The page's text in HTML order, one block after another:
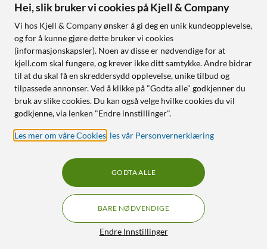
Følg oss
Handle fra:
Sverige
Norge
RÅD OG TILBEHØR TIL
HJEMMEELEKTRONIKK
Hei, slik bruker vi cookies på Kjell & Company
Vi hos Kjell & Company ønsker å gi deg en unik kundeopplevelse,
og for å kunne gjøre dette bruker vi cookies
(informasjonskapsler). Noen av disse er nødvendige for at
kjell.com skal fungere, og krever ikke ditt samtykke. Andre bidrar
til at du skal få en skreddersydd opplevelse, unike tilbud og
tilpassede annonser. Ved å klikke på "Godta alle" godkjenner du
bruk av slike cookies. Du kan også velge hvilke cookies du vil
godkjenne, via lenken "Endre innstillinger".
Les mer om våre Cookies les vår Personvernerklæring
Endre Innstillinger
BARE NØDVENDIGE
GODTA ALLE